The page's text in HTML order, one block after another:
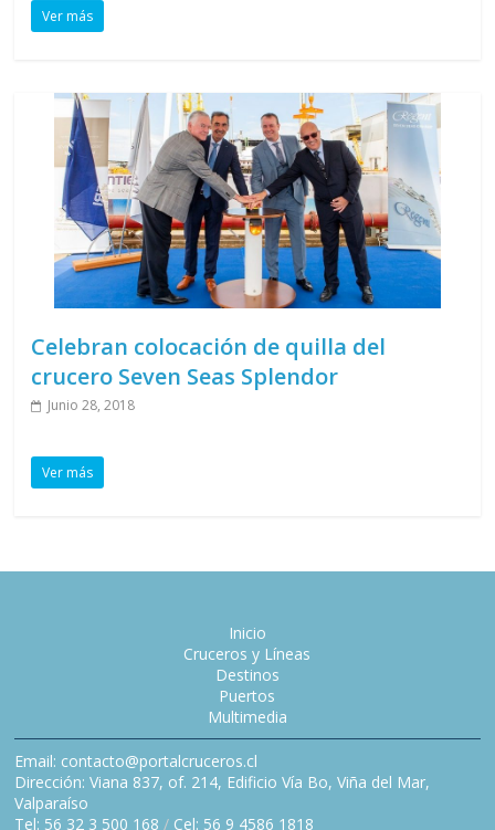
Ver más
Celebran colocación de quilla del
crucero Seven Seas Splendor
Junio 28, 2018
Ver más
Inicio
Cruceros y Líneas
Destinos
Puertos
Multimedia
Email: contacto@portalcruceros.cl
Dirección: Viana 837, of. 214, Edificio Vía Bo, Viña del Mar,
Valparaíso
Tel: 56 32 3 500 168 / Cel: 56 9 4586 1818